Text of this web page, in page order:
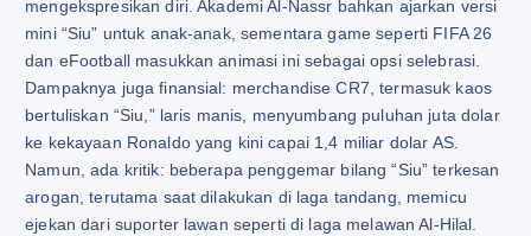
mengekspresikan diri. Akademi Al-Nassr bahkan ajarkan versi
mini “Siu” untuk anak-anak, sementara game seperti FIFA 26
dan eFootball masukkan animasi ini sebagai opsi selebrasi.
Dampaknya juga finansial: merchandise CR7, termasuk kaos
bertuliskan “Siu,” laris manis, menyumbang puluhan juta dolar
ke kekayaan Ronaldo yang kini capai 1,4 miliar dolar AS.
Namun, ada kritik: beberapa penggemar bilang “Siu” terkesan
arogan, terutama saat dilakukan di laga tandang, memicu
ejekan dari suporter lawan seperti di laga melawan Al-Hilal.